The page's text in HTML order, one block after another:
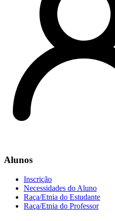
Alunos
Inscrição
Necessidades do Aluno
Raça/Etnia do Estudante
Raça/Etnia do Professor